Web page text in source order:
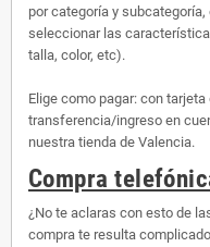
por categoría y
seleccionar las
talla, color, etc).
Elige como pagar: con
transferencia/ingreso en
nuestra tienda de Valencia.
Compra
¿No te aclaras con esto de
compra te resulta